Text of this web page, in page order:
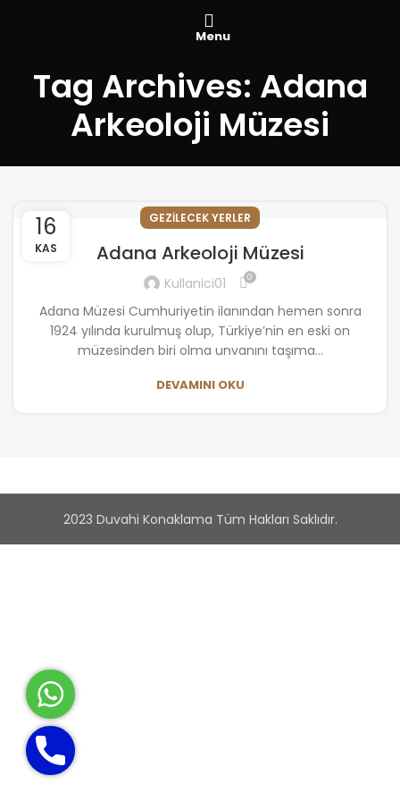
Menu
Tag Archives: Adana
Arkeoloji Müzesi
16
KAS
GEZILECEK YERLER
Adana Arkeoloji Müzesi
Kullanici01 0
Adana Müzesi Cumhuriyetin ilanından hemen sonra
1924 yılında kurulmuş olup, Türkiye’nin en eski on
müzesinden biri olma unvanını taşıma...
DEVAMINI OKU
2023 Duvahi Konaklama Tüm Hakları Saklıdır.
WhatsApp
Phone